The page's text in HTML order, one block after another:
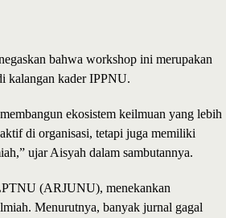
bahwa workshop ini merupakan
kalangan kader IPPNU.
ekosistem keilmuan yang lebih
di organisasi, tetapi juga memiliki
ujar Aisyah dalam sambutannya.
(ARJUNU), menekankan
Menurutnya, banyak jurnal gagal